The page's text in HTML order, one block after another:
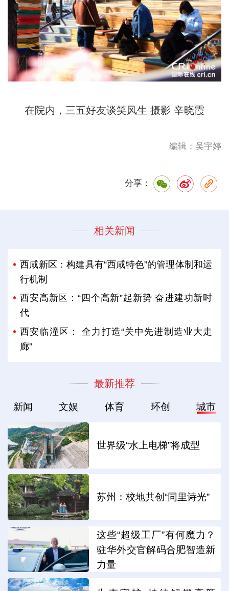
在院内，三五好友谈笑风生 摄影 辛晓霞
编辑：吴宇婷
分享：
相关新闻
西咸新区：构建具有“西咸特色”的管理体制和运
行机制
西安高新区：“四个高新”起新势 奋进建功新时
代
西安临潼区： 全力打造“关中先进制造业大走
廊”
最新推荐
新闻 文娱 体育 环创 城市
世界级“水上电梯”将成型
苏州：校地共创“同里诗光”
这些“超级工厂”有何魔力？
驻华外交官解码合肥智造新
力量